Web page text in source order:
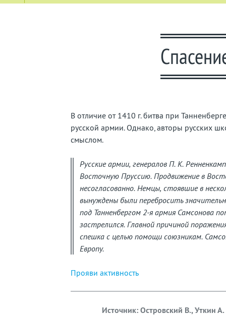
страну
В отличие от 1410 г. битва при
русской армии. Однако, авторы русских
смыслом.
Русские армии, генералов П. К.
Восточную Пруссию. Продвижение в
несогласованно. Немцы, стоявшие в
вынуждены были перебросить
под Танненбергом 2-я армия Самсонова
застрелился. Главной причиной
спешка с целью помощи союзникам.
Европу.
Прояви активность
Источник: Островский В., Уткин